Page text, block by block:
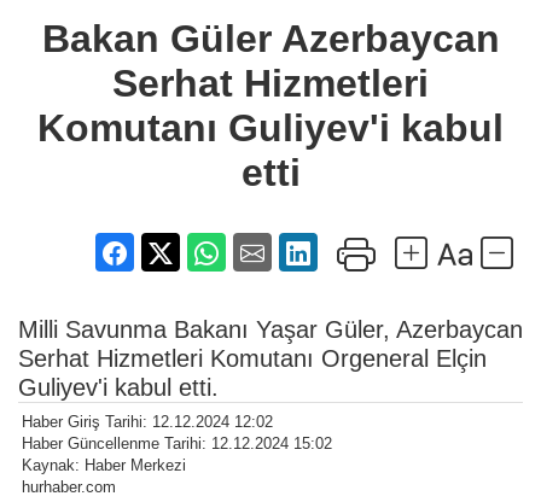
Serhat
Hizmetleri
Guliyev'i
kabul etti
Bakan Güler Azerbaycan
Serhat Hizmetleri
Komutanı Guliyev'i kabul
etti
Milli Savunma Bakanı Yaşar Güler, Azerbaycan
Serhat Hizmetleri Komutanı Orgeneral Elçin
Guliyev'i kabul etti.
Haber Giriş Tarihi: 12.12.2024 12:02
Haber Güncellenme Tarihi: 12.12.2024 15:02
Kaynak: Haber Merkezi
hurhaber.com